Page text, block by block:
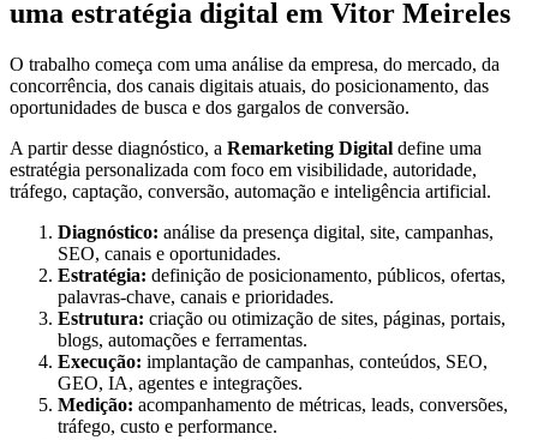
uma estratégia digital em Vitor Meireles
O trabalho começa com uma análise da empresa, do mercado, da
concorrência, dos canais digitais atuais, do posicionamento, das
oportunidades de busca e dos gargalos de conversão.
A partir desse diagnóstico, a Remarketing Digital define uma
estratégia personalizada com foco em visibilidade, autoridade,
tráfego, captação, conversão, automação e inteligência artificial.
Diagnóstico: análise da presença digital, site, campanhas,
SEO, canais e oportunidades.
Estratégia: definição de posicionamento, públicos, ofertas,
palavras-chave, canais e prioridades.
Estrutura: criação ou otimização de sites, páginas, portais,
blogs, automações e ferramentas.
Execução: implantação de campanhas, conteúdos, SEO,
GEO, IA, agentes e integrações.
Medição: acompanhamento de métricas, leads, conversões,
tráfego, custo e performance.